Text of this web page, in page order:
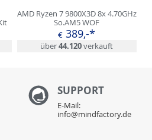
AMD Ryzen 7 9800X3D 8x 4.70GHz
So.AM5 WOF
€ 389,-*
über44.120verkauft
SUPPORT
E-Mail:
info@mindfactory.de